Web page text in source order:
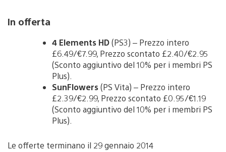
In offerta
4 Elements HD(PS3) – Prezzo intero
£6.49/€7.99, Prezzo scontato £2.40/€2.95
(Sconto aggiuntivo del 10% per i membri PS
Plus).
SunFlowers(PS Vita) – Prezzo intero
£2.39/€2.99, Prezzo scontato £0.95/€1.19
(Sconto aggiuntivo del 10% per i membri PS
Plus).
Le offerte terminano il 29 gennaio 2014